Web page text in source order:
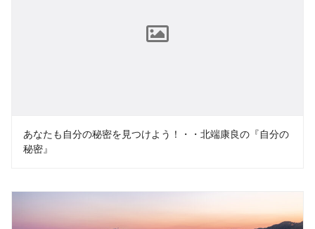
あなたも自分の秘密を見つけよう！・・北端康良の『自分の
秘密』